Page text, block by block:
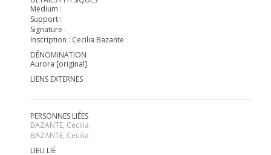
Medium :
Support :
Signature :
Inscription : Cecilia Bazante
DÉNOMINATION
Aurora [original]
LIENS EXTERNES
PERSONNES LIÉES
BAZANTE, Cecilia
BAZANTE, Cecilia
LIEU LIÉ